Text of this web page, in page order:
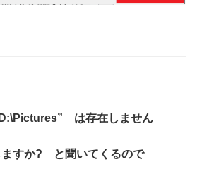
は存在しません
ますか? と聞いてくるので